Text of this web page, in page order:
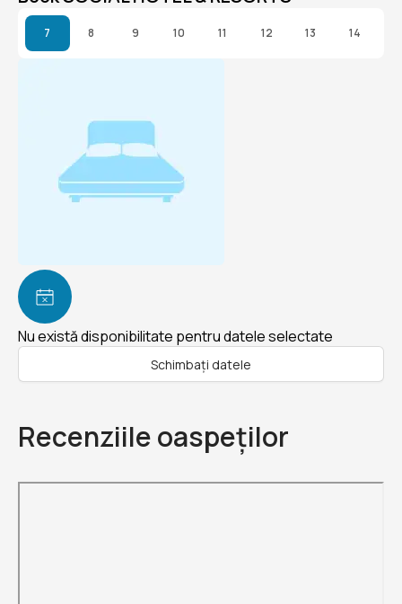
7 8 9 10 11 12 13 14
Nu există disponibilitate pentru datele selectate
Schimbați datele
Recenziile oaspeților